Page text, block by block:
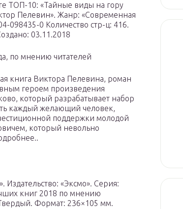
ТОП-10: «Тайные виды на гору
Пелевин». Жанр: «Современная
098435-0 Количество стр-ц: 416.
03.11.2018
по мнению читателей
книга Виктора Пелевина, роман
героем произведения
который разрабатывает набор
каждый желающий человек,
поддержки молодой
который невольно
«Эксмо». Серия:
книг 2018 по мнению
Формат: 236×105 мм.